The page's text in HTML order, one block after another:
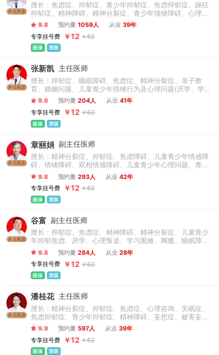
多点执业
擅长：焦虑症、抑郁症、青少年抑郁症、焦虑抑郁症、躁狂
抑郁症、精神障碍、精神分裂症、青少年情绪障碍、心理障
碍、情感障碍、精神病、失眠症、睡眠障碍、双相情感障
碍、躁狂症、忧郁症、恐惧症、幻听、妄想症、植物神经紊
乱、神经衰弱、躯体化形式障碍、癔症、疑病症、心境障
碍、惊恐障碍、产后抑郁症、更年期抑郁症及老年心理障碍
疗，尤其擅长抑郁焦虑与精神分裂症的诊治。
9.8 预约量 1059人 从业 39年
专享挂号费
￥12 ￥62
医保 西医
多点执业
张新凯 主任医师
擅长：抑郁症、睡眠障碍、焦虑症、精神分裂症、亲子教
育、婚姻问题、儿童青少年情绪行为及心理问题(厌学、学习
困难、注意力障碍、网络成瘾等)、躁狂症、心理障碍、恐惧
症、躯体化形式障碍、植物神经紊乱、癔症、应激相关障
碍、各种神经症、进食障碍、性心理障、心理卫生、心理危
机干预等精神心理常见病、多发病的私人定制式个性化整体
9.6 预约量 204人 从业 41年
专享挂号费
￥12 ￥62
医保 西医
多点执业
章丽娟 副主任医师
擅长：精神分裂症、抑郁症、焦虑障碍、儿童青少年情感障
碍、情绪障碍、双相情感障碍、儿童青少年心理问题、青少
年抑郁、厌学、学习困难、网络成瘾、行为障碍、适应障
碍、躯体化形式障碍、恐惧症、失眠症、睡眠障碍及其它精
神障碍的精准诊断和治疗。
9.8 预约量 293人 从业 42年
专享挂号费
￥12 ￥62
医保 西医
多点执业
谷富 副主任医师
擅长：抑郁症、焦虑症、精神障碍、精神分裂症、儿童青少
年抑郁焦虑、厌学、心理叛逆、学习困难、网瘾、睡眠障
碍、恐惧症、社交恐怖、心理障碍、情绪障碍、躁狂分裂
症、自伤行为及一些疑难病例等常见的情绪、心理疾病、心
理行为问题的精准施治。
9.8 预约量 284人 从业 28年
专享挂号费
￥12 ￥62
医保 西医
多点执业
潘桂花 主任医师
擅长：精神分裂症、抑郁症、焦虑症、心理咨询、失眠症、
焦虑抑郁症、青少年抑郁症、精神障碍、妄想症、被害妄想
症、人格障碍、恐惧症、躁狂症、躁狂抑郁症、心境障碍、
产后抑郁症、神经衰弱、强迫症、孤独症、癔症、情感障
碍、睡眠瘫痪症、器质性精神障碍、幻听、注意缺陷多动障
碍、睡眠障碍、偏执型人格障碍、边缘型人格障碍、躯体症
9.9 预约量 597人 从业 39年
专享挂号费
￥12 ￥62
医保 西医